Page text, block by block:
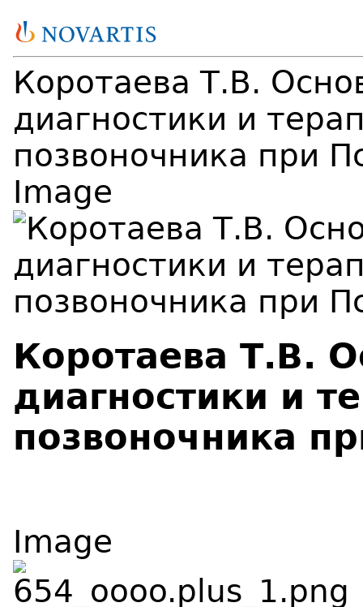
Коротаева Т.В.
диагностики и
позвоночника при
Image
Коротаева Т.В.
диагностики и
позвоночника
Image